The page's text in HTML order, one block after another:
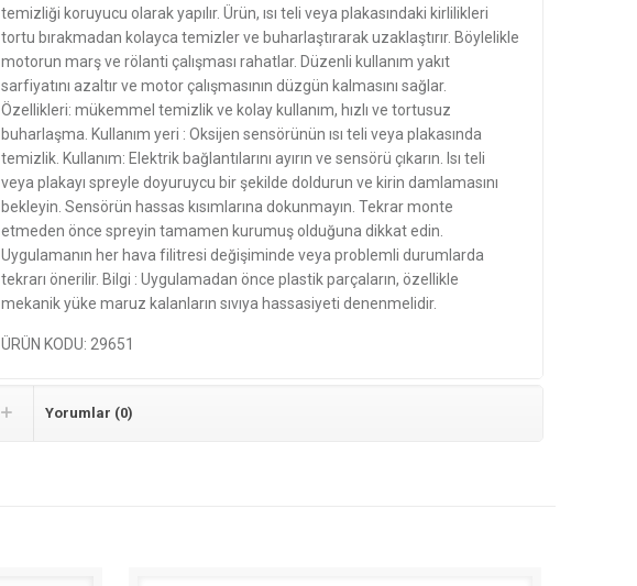
temizliği koruyucu olarak yapılır. Ürün, ısı teli veya plakasındaki kirlilikleri
tortu bırakmadan kolayca temizler ve buharlaştırarak uzaklaştırır. Böylelikle
motorun marş ve rölanti çalışması rahatlar. Düzenli kullanım yakıt
sarfiyatını azaltır ve motor çalışmasının düzgün kalmasını sağlar.
Özellikleri: mükemmel temizlik ve kolay kullanım, hızlı ve tortusuz
buharlaşma. Kullanım yeri : Oksijen sensörünün ısı teli veya plakasında
temizlik. Kullanım: Elektrik bağlantılarını ayırın ve sensörü çıkarın. Isı teli
veya plakayı spreyle doyuruycu bir şekilde doldurun ve kirin damlamasını
bekleyin. Sensörün hassas kısımlarına dokunmayın. Tekrar monte
etmeden önce spreyin tamamen kurumuş olduğuna dikkat edin.
Uygulamanın her hava filitresi değişiminde veya problemli durumlarda
tekrarı önerilir. Bilgi : Uygulamadan önce plastik parçaların, özellikle
mekanik yüke maruz kalanların sıvıya hassasiyeti denenmelidir.
ÜRÜN KODU: 29651
Yorumlar (0)